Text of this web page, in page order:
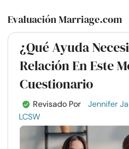
Evaluación Marriage.com
¿Qué Ayuda
Relación En Este
Cuestionario
Revisado Por
Jennifer
LCSW